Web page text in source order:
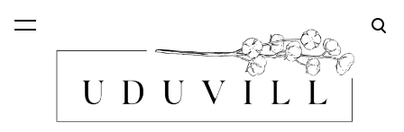
lisati ostukorvi.